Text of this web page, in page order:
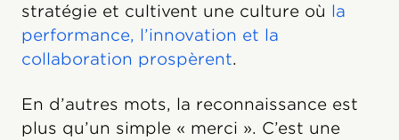
stratégie et cultivent une culture où la
performance, l’innovation et la
collaboration prospèrent.
En d’autres mots, la reconnaissance est
plus qu’un simple « merci ». C’est une